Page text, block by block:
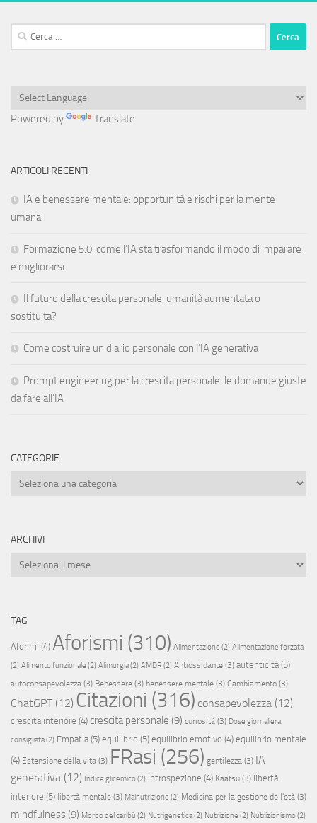
Ricerca
per:
Powered by Translate
ARTICOLI RECENTI
IA e benessere mentale: opportunità e rischi per la mente
umana
Formazione 5.0: come l’IA sta trasformando il modo di imparare
e migliorarsi
Il futuro della crescita personale: umanità aumentata o
sostituita?
Come costruire un diario personale con l’IA generativa
Prompt engineering per la crescita personale: le domande giuste
da fare all’IA
CATEGORIE
Categorie
ARCHIVI
Archivi
TAG
Aforimi (4) Aforismi (310) Alimentazione (2) Alimentazione forzata
(2) Alimento funzionale (2) Alimurgia(2) AMDR (2) Antiossidante (3) autenticità(5)
autoconsapevolezza (3) Benessere (3) benessere mentale (3) Cambiamento (3)
ChatGPT(12) Citazioni (316) consapevolezza (12)
crescita interiore (4) crescita personale (9) curiosità (3) Dose giornaliera
consigliata(2) Empatia(5) equilibrio (5) equilibrio emotivo (4) equilibrio mentale
(4) Estensione della vita (3) FRasi (256) gentilezza (3) IA
generativa (12) Indice glicemico (2) introspezione (4) Kaatsu (3) libertà
interiore (5) libertà mentale (3) Malnutrizione (2) Medicina per la gestione dell'età (3)
mindfulness (9) Morbo del caribù (2) Nutrigenetica(2) Nutrizione (2) Nutrizionismo (2)